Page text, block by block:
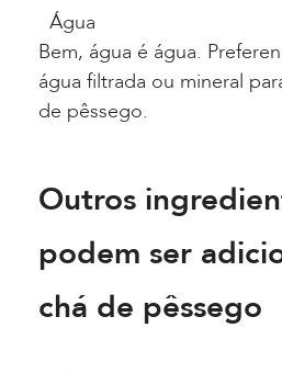
Água
Bem, água é água.
água filtrada ou mineral
de pêssego.
Outros
podem ser
chá de pêssego